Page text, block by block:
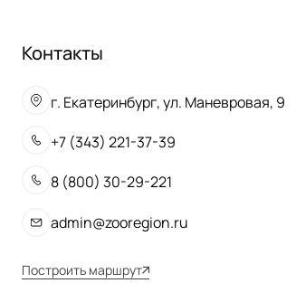
Контакты
г. Екатеринбург, ул. Маневровая, 9
+7 (343) 221-37-39
8 (800) 30-29-221
admin@zooregion.ru
Построить маршрут